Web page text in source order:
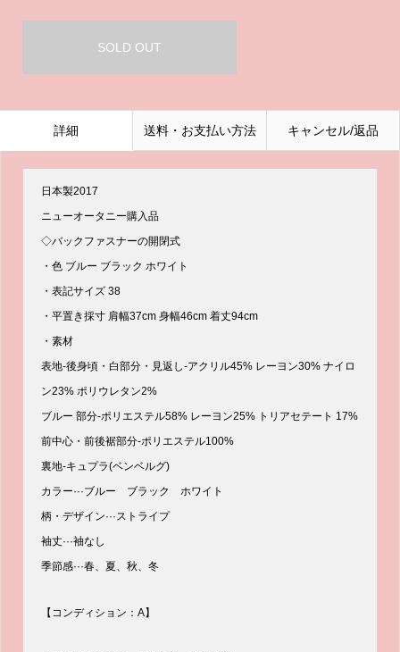
SOLD OUT
詳細 送料・お支払い方法 キャンセル/返品
日本製2017
ニューオータニー購入品
◇バックファスナーの開閉式
・色 ブルー ブラック ホワイト
・表記サイズ 38
・平置き採寸 肩幅37cm 身幅46cm 着丈94cm
・素材
表地-後身頃・白部分・見返し-アクリル45% レーヨン30% ナイロ
ン23% ポリウレタン2%
ブルー 部分-ポリエステル58% レーヨン25% トリアセテート 17%
前中心・前後裾部分-ポリエステル100%
裏地-キュプラ(ベンベルグ)
カラー···ブルー ブラック ホワイト
柄・デザイン···ストライプ
袖丈···袖なし
季節感···春、夏、秋、冬
【コンディション：A】